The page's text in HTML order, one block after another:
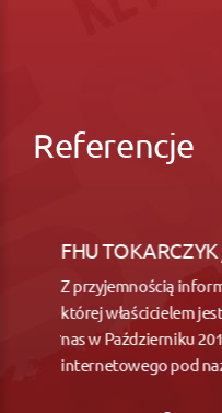
Referencje
FHU
Z przyjemnością
której właścicielem
nas w Październiku
internetowego pod